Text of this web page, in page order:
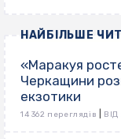
НАЙБІЛЬШЕ
«Маракуя
Черкащини
екзотики
14 362 переглядів